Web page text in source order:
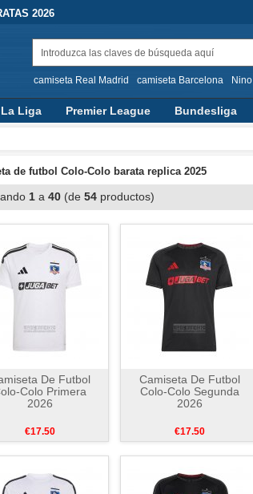
2026
camiseta Real Madrid camiseta Barcelona Nino
La Liga Premier League Bundesliga
de futbol Colo-Colo barata replica 2025
1 a 40 (de 54 productos)
De Futbol
Colo Primera
2026
€17.50
Camiseta De Futbol
Colo-Colo Segunda
2026
€17.50